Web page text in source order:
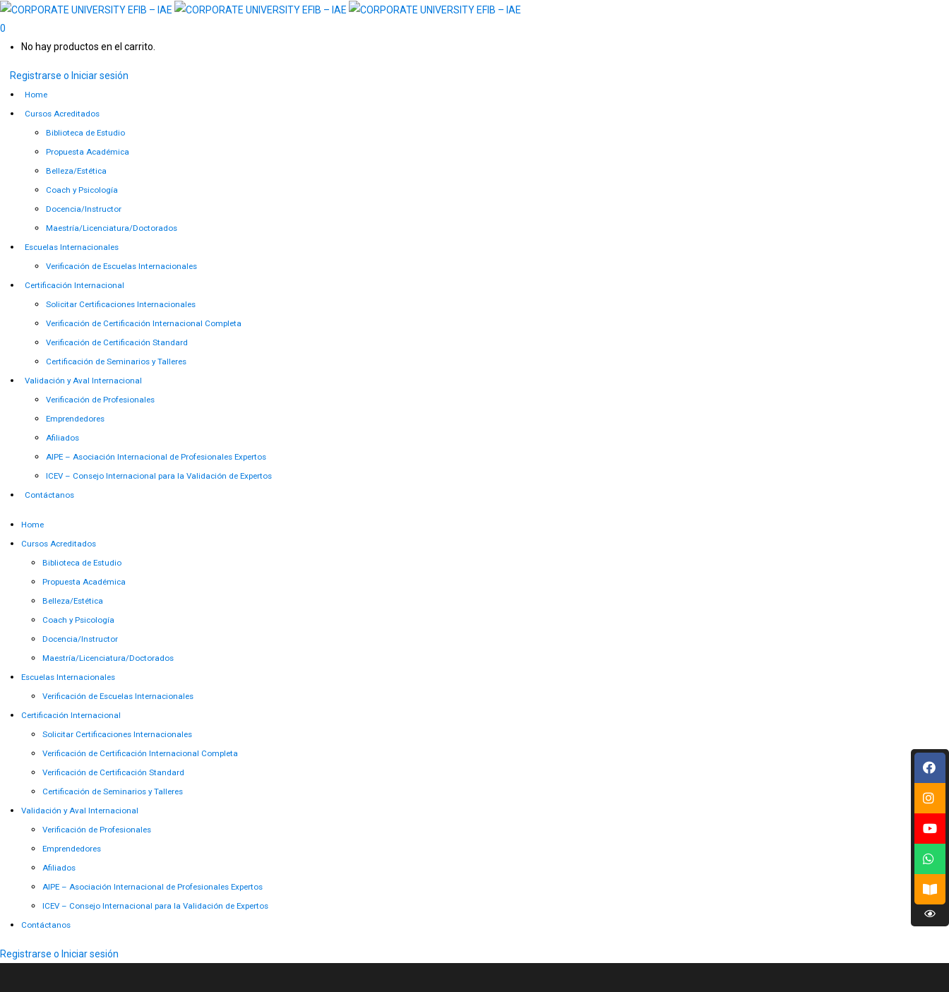
0
No hay productos en el carrito.
Registrarse o Iniciar sesión
Home
Cursos Acreditados
Biblioteca de Estudio
Propuesta Académica
Belleza/Estética
Coach y Psicología
Docencia/Instructor
Maestría/Licenciatura/Doctorados
Escuelas Internacionales
Verificación de Escuelas Internacionales
Certificación Internacional
Solicitar Certificaciones Internacionales
Verificación de Certificación Internacional Completa
Verificación de Certificación Standard
Certificación de Seminarios y Talleres
Validación y Aval Internacional
Verificación de Profesionales
Emprendedores
Afiliados
AIPE – Asociación Internacional de Profesionales Expertos
ICEV – Consejo Internacional para la Validación de Expertos
Contáctanos
Home
Cursos Acreditados
Biblioteca de Estudio
Propuesta Académica
Belleza/Estética
Coach y Psicología
Docencia/Instructor
Maestría/Licenciatura/Doctorados
Escuelas Internacionales
Verificación de Escuelas Internacionales
Certificación Internacional
Solicitar Certificaciones Internacionales
Verificación de Certificación Internacional Completa
Verificación de Certificación Standard
Certificación de Seminarios y Talleres
Validación y Aval Internacional
Verificación de Profesionales
Emprendedores
Afiliados
AIPE – Asociación Internacional de Profesionales Expertos
ICEV – Consejo Internacional para la Validación de Expertos
Contáctanos
Registrarse o Iniciar sesión